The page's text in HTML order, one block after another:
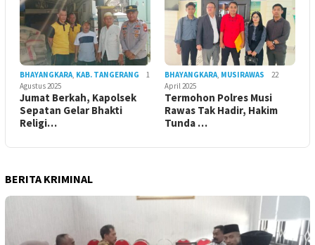
BHAYANGKARA, KAB. TANGERANG
1
Agustus 2025
Jumat Berkah, Kapolsek
Sepatan Gelar Bhakti
Religi…
BHAYANGKARA, MUSIRAWAS
22
April 2025
Termohon Polres Musi
Rawas Tak Hadir, Hakim
Tunda …
BERITA KRIMINAL